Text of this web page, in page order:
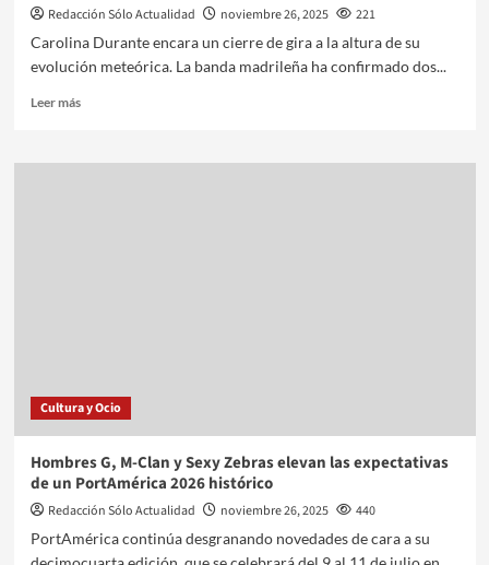
Redacción Sólo Actualidad noviembre 26, 2025
221
Carolina Durante encara un cierre de gira a la altura de su
evolución meteórica. La banda madrileña ha confirmado dos...
Leer más
Cultura y Ocio
Hombres G, M-Clan y Sexy Zebras elevan las expectativas
de un PortAmérica 2026 histórico
Redacción Sólo Actualidad noviembre 26, 2025
440
PortAmérica continúa desgranando novedades de cara a su